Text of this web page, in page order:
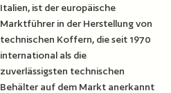
Italien, ist der europäische
Marktführer in der Herstellung von
technischen Koffern, die seit 1970
international als die
zuverlässigsten technischen
Behälter auf dem Markt anerkannt